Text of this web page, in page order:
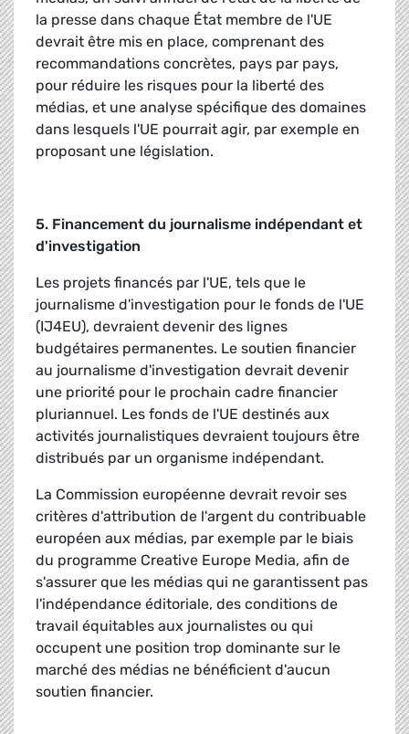
la presse dans chaque État membre de l'UE
devrait être mis en place, comprenant des
recommandations concrètes, pays par pays,
pour réduire les risques pour la liberté des
médias, et une analyse spécifique des domaines
dans lesquels l'UE pourrait agir, par exemple en
proposant une législation.
5. Financement du journalisme indépendant et
d'investigation
Les projets financés par l'UE, tels que le
journalisme d'investigation pour le fonds de l'UE
(IJ4EU), devraient devenir des lignes
budgétaires permanentes. Le soutien financier
au journalisme d'investigation devrait devenir
une priorité pour le prochain cadre financier
pluriannuel. Les fonds de l'UE destinés aux
activités journalistiques devraient toujours être
distribués par un organisme indépendant.
La Commission européenne devrait revoir ses
critères d'attribution de l'argent du contribuable
européen aux médias, par exemple par le biais
du programme Creative Europe Media, afin de
s'assurer que les médias qui ne garantissent pas
l'indépendance éditoriale, des conditions de
travail équitables aux journalistes ou qui
occupent une position trop dominante sur le
marché des médias ne bénéficient d'aucun
soutien financier.